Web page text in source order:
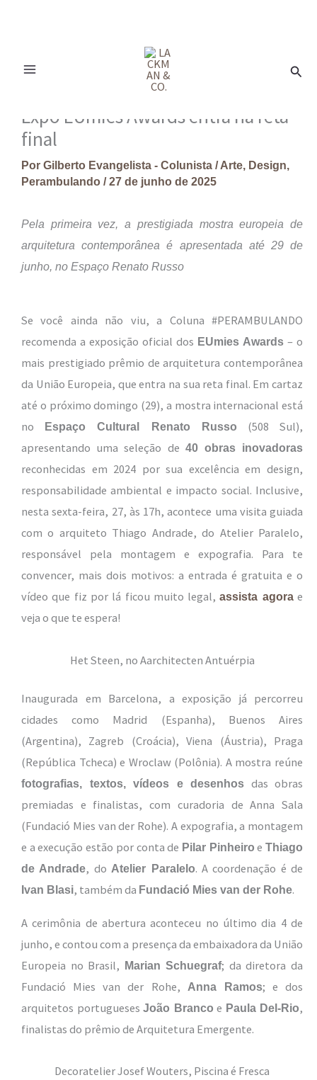
Expo EUmies Awards entra na reta
final
Por Gilberto Evangelista - Colunista /Arte, Design,
Perambulando /27 de junho de 2025
Pela primeira vez, a prestigiada mostra europeia de
arquitetura contemporânea é apresentada até 29 de
junho, no Espaço Renato Russo
Se você ainda não viu, a Coluna #PERAMBULANDO
recomenda a exposição oficial dos EUmies Awards – o
mais prestigiado prêmio de arquitetura contemporânea
da União Europeia, que entra na sua reta final. Em cartaz
até o próximo domingo (29), a mostra internacional está
no
Espaço Cultural Renato Russo (508 Sul),
apresentando uma seleção de 40 obras inovadoras
reconhecidas em 2024 por sua excelência em design,
responsabilidade ambiental e impacto social. Inclusive,
nesta sexta-feira, 27, às 17h, acontece uma visita guiada
com o arquiteto Thiago Andrade, do Atelier Paralelo,
responsável pela montagem e expografia. Para te
convencer, mais dois motivos: a entrada é gratuita e o
vídeo que fiz por lá ficou muito legal,assista agorae
veja o que te espera!
Het Steen, no Aarchitecten Antuérpia
Inaugurada em Barcelona, a exposição já percorreu
cidades como Madrid (Espanha), Buenos Aires
(Argentina), Zagreb (Croácia), Viena (Áustria), Praga
(República Tcheca) e Wroclaw (Polônia). A mostra reúne
fotografias, textos, vídeos e desenhos das obras
premiadas e finalistas, com curadoria de Anna Sala
(Fundació Mies van der Rohe). A expografia, a montagem
e a execução estão por conta de Pilar Pinheiro eThiago
de Andrade, doAtelier Paralelo. A coordenação é de
Ivan Blasi, também da Fundació Mies van der Rohe.
A cerimônia de abertura aconteceu no último dia 4 de
junho, e contou com a presença da embaixadora da União
Europeia no Brasil, Marian Schuegraf; da diretora da
Fundació Mies van der Rohe,
Anna Ramos; e dos
arquitetos portugueses João Branco e Paula Del-Rio,
finalistas do prêmio de Arquitetura Emergente.
Decoratelier Josef Wouters, Piscina é Fresca